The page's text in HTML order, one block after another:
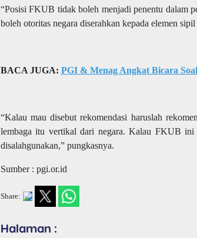
“Posisi FKUB tidak boleh menjadi penentu dalam
boleh otoritas negara diserahkan kepada elemen
BACA JUGA: PGI & Menag Angkat Bicara
“Kalau mau disebut rekomendasi haruslah
lembaga itu vertikal dari negara. Kalau FKUB ini
disalahgunakan,” pungkasnya.
Sumber : pgi.or.id
Share:
Halaman :